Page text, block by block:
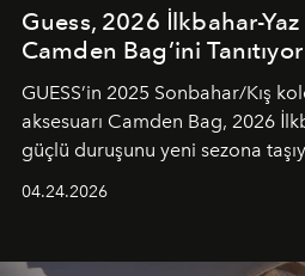
Guess, 2026 İlkbahar-
Camden Bag’ini Tanıtıyor
GUESS’in 2025 Sonbahar/Kış
aksesuarı Camden Bag, 2026
güçlü duruşunu yeni sezona
04.24.2026